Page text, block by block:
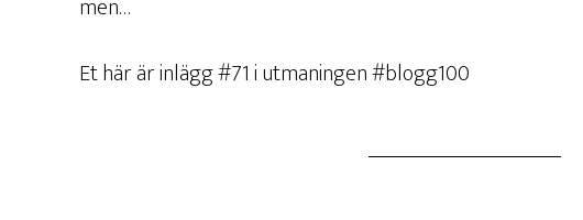
men…
Et här är inlägg #71 i utmaningen #blogg100